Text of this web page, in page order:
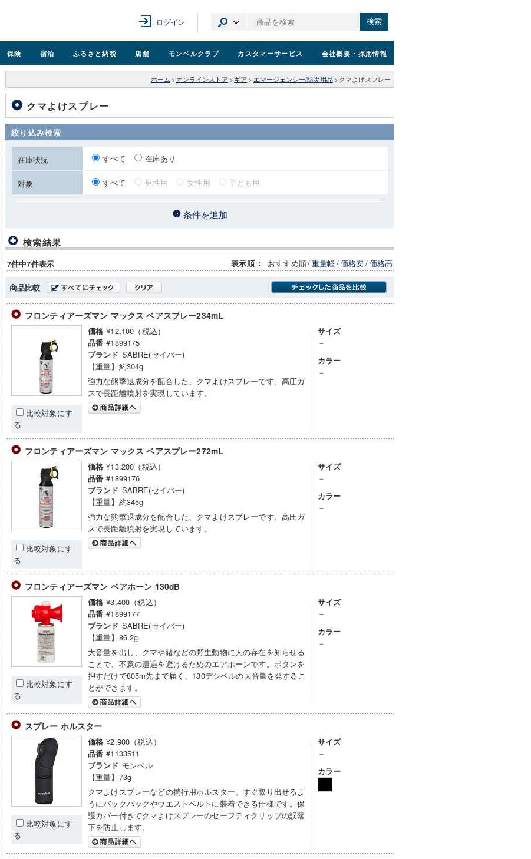
ログイン 検索
保険 宿泊 ふるさと納税 店舗 モンベルクラブ カスタマーサービス 会社概要 ・採用情報
ホーム > オンラインストア > ギア > エマージェンシー/防災用品 > クマよけスプレー
クマよけスプレー
絞り込み検索
在庫状況 すべて 在庫あり
対象 すべて 男性用 女性用 子ども用
条件を追加
検索結果
7件中7件表示 表示順 ： おすすめ順/重量軽/価格安/価格高
商品比較
フロンティアーズマン マックス ベアスプレー234mL
比較対象にす
る
価格 ¥12,100（税込）
品番 #1899175
ブランド SABRE(セイバー)
【重量】約304g
強力な熊撃退成分を配合した、クマよけスプレーです。高圧ガ
スで長距離噴射を実現しています。
サイズ
－
カラー
－
フロンティアーズマン マックス ベアスプレー272mL
比較対象にす
る
価格 ¥13,200（税込）
品番 #1899176
ブランド SABRE(セイバー)
【重量】約345g
強力な熊撃退成分を配合した、クマよけスプレーです。高圧ガ
スで長距離噴射を実現しています。
サイズ
－
カラー
－
フロンティアーズマン ベアホーン 130dB
比較対象にす
る
価格 ¥3,400（税込）
品番 #1899177
ブランド SABRE(セイバー)
【重量】86.2g
大音量を出し、クマや猪などの野生動物に人の存在を知らせる
ことで、不意の遭遇を避けるためのエアホーンです。ボタンを
押すだけで805m先まで届く、130デシベルの大音量を発するこ
とができます。
サイズ
－
カラー
－
スプレー ホルスター
比較対象にす
る
価格 ¥2,900（税込）
品番 #1133511
ブランド モンベル
【重量】73g
クマよけスプレーなどの携行用ホルスター。すぐ取り出せるよ
うにバックパックやウエストベルトに装着できる仕様です。保
護カバー付きでクマよけスプレーのセーフティクリップの誤落
下を防止します。
サイズ
－
カラー